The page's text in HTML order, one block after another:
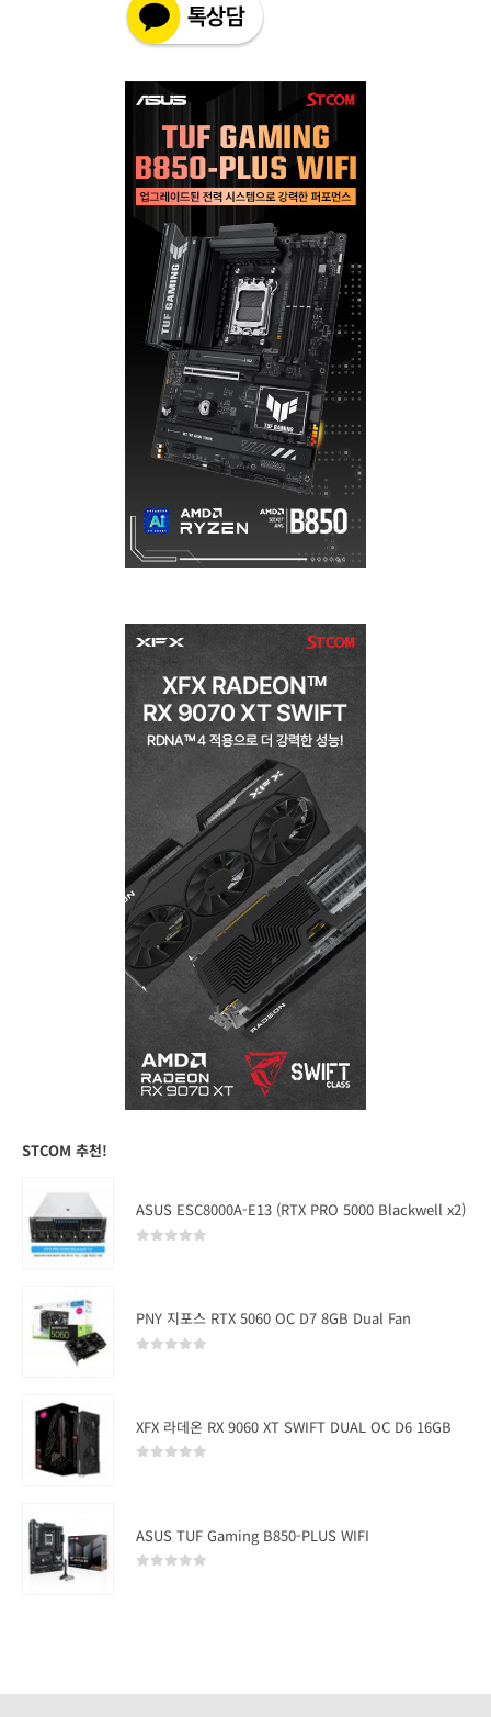
STCOM 추천!
ASUS ESC8000A-E13 (RTX PRO 5000 Blackwell x2)
PNY 지포스 RTX 5060 OC D7 8GB Dual Fan
XFX 라데온 RX 9060 XT SWIFT DUAL OC D6 16GB
ASUS TUF Gaming B850-PLUS WIFI